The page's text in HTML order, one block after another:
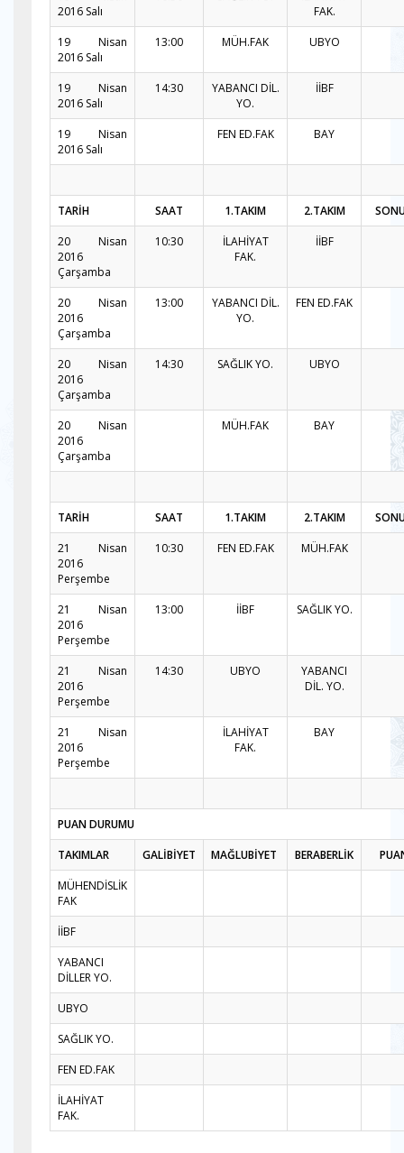
2016 Salı
FAK.
19 Nisan
2016 Salı
13:00 MÜH.FAK UBYO
19 Nisan
2016 Salı
14:30
YABANCI DİL.
YO.
İİBF
19 Nisan
2016 Salı
FEN ED.FAK BAY
TARİH SAAT 1.TAKIM 2.TAKIM
20 Nisan
2016
Çarşamba
10:30
İLAHİYAT
FAK.
İİBF
20 Nisan
2016
Çarşamba
13:00
YABANCI DİL.
YO.
FEN ED.FAK
20 Nisan
2016
Çarşamba
14:30 SAĞLIK YO. UBYO
20 Nisan
2016
Çarşamba
MÜH.FAK BAY
TARİH SAAT 1.TAKIM 2.TAKIM
21 Nisan
2016
Perşembe
10:30 FEN ED.FAK MÜH.FAK
21 Nisan
2016
Perşembe
13:00 İİBF SAĞLIK YO.
21 Nisan
2016
Perşembe
14:30 UBYO
YABANCI
DİL. YO.
21 Nisan
2016
Perşembe
İLAHİYAT
FAK.
BAY
PUAN DURUMU
TAKIMLAR
GALİBİYET MAĞLUBİYET BERABERLİK
MÜHENDİSLİK
FAK
İİBF
YABANCI
DİLLER YO.
UBYO
SAĞLIK YO.
FEN ED.FAK
İLAHİYAT
FAK.